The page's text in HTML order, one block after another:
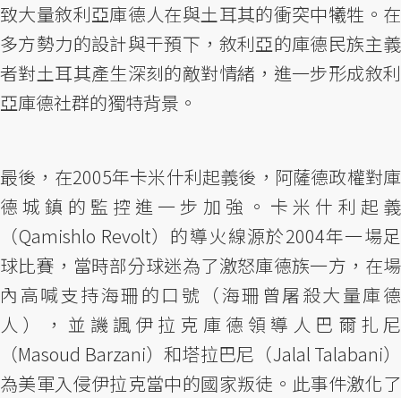
致大量敘利亞庫德人在與土耳其的衝突中犧牲。在
多方勢力的設計與干預下，敘利亞的庫德民族主義
者對土耳其產生深刻的敵對情緒，進一步形成敘利
亞庫德社群的獨特背景。
最後，在2005年卡米什利起義後，阿薩德政權對庫
德城鎮的監控進一步加強。卡米什利起義
（Qamishlo Revolt）的導火線源於2004年一場足
球比賽，當時部分球迷為了激怒庫德族一方，在場
內高喊支持海珊的口號（海珊曾屠殺大量庫德
人），並譏諷伊拉克庫德領導人巴爾扎尼
（Masoud Barzani）和塔拉巴尼（Jalal Talabani）
為美軍入侵伊拉克當中的國家叛徒。此事件激化了